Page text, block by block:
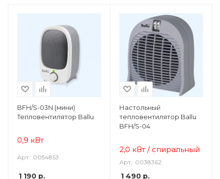
BFH/S-03N (мини)
Тепловентилятор Ballu
0,9 кВт
Арт.: 0054853
1 190 р.
Настольный
тепловентилятор Ballu
BFH/S-04
2,0 кВт / спиральный
Арт.: 0038362
1 490р.